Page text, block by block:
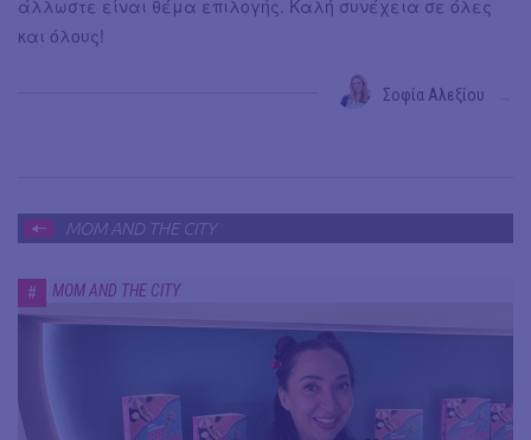
άλλωστε είναι θέμα επιλογής. Καλή συνέχεια σε όλες
και όλους!
Σοφία Αλεξίου
MOM AND THE CITY
# MOM AND THE CITY